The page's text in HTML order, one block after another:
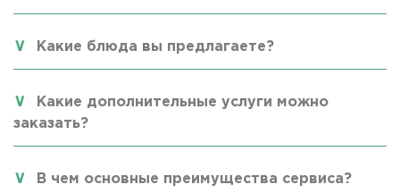
Какие блюда вы предлагаете?
Какие дополнительные услуги можно
заказать?
В чем основные преимущества сервиса?